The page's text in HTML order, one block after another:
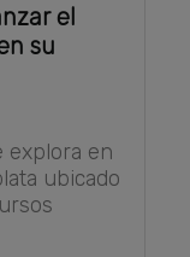
el
su
explora en
ubicado